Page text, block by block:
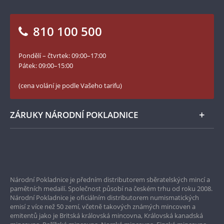
spjatá s
zvířaty a mytologií.
Popisuje také
mincovní systém,
který byl založený
na řeckém
systému. Dále
pojednává o
kmenech a jejich
vlastní ražbě mincí
Druhá kapitola líčí
historii Římských
mincí, zejména
pak začátek ražby
Numismatické novinky
Blog Pokladnice mincí
Facebook Národní Pokladnice
Twitter Národní Pokladnice
LinkedIn Národní Pokladnice
Instagram Národní Pokladnice
810 100 500
Pondělí – čtvrtek: 09:00–17:00
Pátek: 09:00–15:00
(cena volání je podle Vašeho tarifu)
ZÁRUKY NÁRODNÍ POKLADNICE
Garance nejvyšší kvality
Pouze originální produkty
Národní Pokladnice je předním distributorem sběratelských mincí a
pamětních medailí. Společnost působí na českém trhu od roku 2008.
Národní Pokladnice je oficiálním distributorem numismatických
emisí z více než 50 zemí, včetně takových známých mincoven a
emitentů jako je Britská královská mincovna, Královská kanadská